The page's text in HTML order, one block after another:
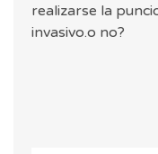
realizarse la
invasivo.o no?